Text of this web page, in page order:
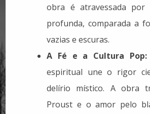
obra é atravessada por
profunda, comparada a
vazias e escuras.
A Fé e a Cultura Pop:
espiritual une o rigor
delírio místico. A obra
Proust e o amor pelo